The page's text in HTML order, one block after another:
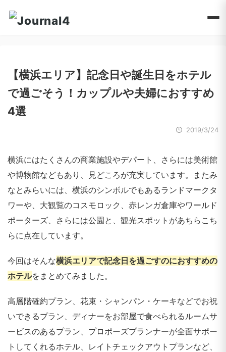
【横浜エリア】記念日や誕生日をホテル
で過ごそう！カップルや夫婦におすすめ
4選
2019/3/24
横浜にはたくさんの商業施設やデパート、さらには美術館
や博物館などもあり、見どころが充実しています。またみ
なとみらいには、横浜のシンボルでもあるランドマークタ
ワーや、大観覧のコスモロック、赤レンガ倉庫やワールド
ポーターズ、さらには公園と、観光スポットがあちらこち
らに点在しています。
今回はそんな横浜エリアで記念日を過ごすのにおすすめの
ホテルをまとめてみました。
高層階確約プラン、花束・シャンパン・ケーキなどでお祝
いできるプラン、ディナーをお部屋で食べられるルームサ
ービスのあるプラン、プロポーズプランナーが全面サポー
トしてくれるホテル、レイトチェックアウトプランなど、